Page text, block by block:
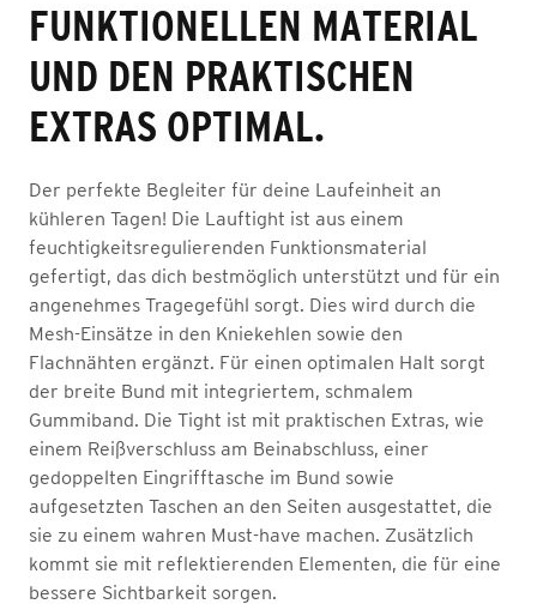
UNKTIONELLEN MATERIAL U
ND DEN PRAKTISCHEN E
XTRAS OPTIMAL.
Der perfekte Begleiter für deine Laufeinheit an
kühleren Tagen! Die Lauftight ist aus einem
feuchtigkeitsregulierenden Funktionsmaterial
gefertigt, das dich bestmöglich unterstützt und für ein
angenehmes Tragegefühl sorgt. Dies wird durch die
Mesh-Einsätze in den Kniekehlen sowie den
Flachnähten ergänzt. Für einen optimalen Halt sorgt
der breite Bund mit integriertem, schmalem
Gummiband. Die Tight ist mit praktischen Extras, wie
einem Reißverschluss am Beinabschluss, einer
gedoppelten Eingrifftasche im Bund sowie
aufgesetzten Taschen an den Seiten ausgestattet, die
sie zu einem wahren Must-have machen. Zusätzlich
kommt sie mit reflektierenden Elementen, die für eine
bessere Sichtbarkeit sorgen.